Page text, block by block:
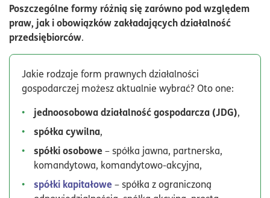
Poszczególne formy różnią się zarówno pod względem
praw, jak i obowiązków zakładających działalność
przedsiębiorców.
Jakie rodzaje form prawnych działalności
gospodarczej możesz aktualnie wybrać? Oto one:
jednoosobowa działalność gospodarcza (JDG),
spółka cywilna,
spółki osobowe– spółka jawna, partnerska,
komandytowa, komandytowo-akcyjna,
spółki kapitałowe– spółka z ograniczoną